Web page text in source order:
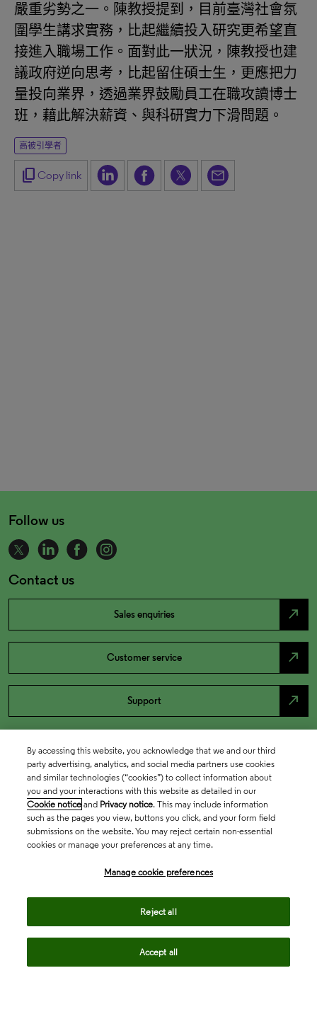
嚴重劣勢之一。陳教授提到，目前臺灣社會氛
圍學生講求實務，比起繼續投入研究更希望直
接進入職場工作。面對此一狀況，陳教授也建
議政府逆向思考，比起留住碩士生，更應把力
量投向業界，透過業界鼓勵員工在職攻讀博士
班，藉此解決薪資、與科研實力下滑問題。
高被引學者
content_copy Copy link
Follow us
Contact us
Sales enquiries north_east
Customer service north_east
Support north_east
By accessing this website, you acknowledge that we and our third
party advertising, analytics, and social media partners use cookies
and similar technologies (“cookies”) to collect information about
you and your interactions with this website as detailed in our
Cookie notice and Privacy notice. This may include information
such as the pages you view, buttons you click, and your form field
submissions on the website. You may reject certain non-essential
cookies or manage your preferences at any time.
Manage cookie preferences
Reject all
Accept all